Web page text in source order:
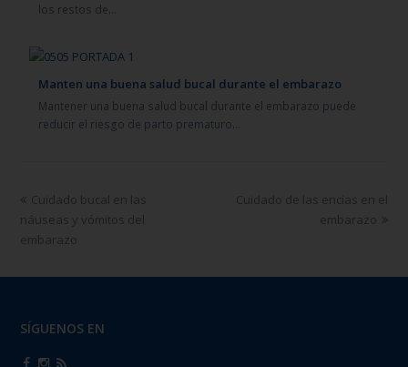
los restos de…
Manten una buena salud bucal durante el embarazo
Mantener una buena salud bucal durante el embarazo puede
reducir el riesgo de parto prematuro…
Cuidado bucal en las
náuseas y vómitos del
embarazo
Cuidado de las encías en el
embarazo
SÍGUENOS EN